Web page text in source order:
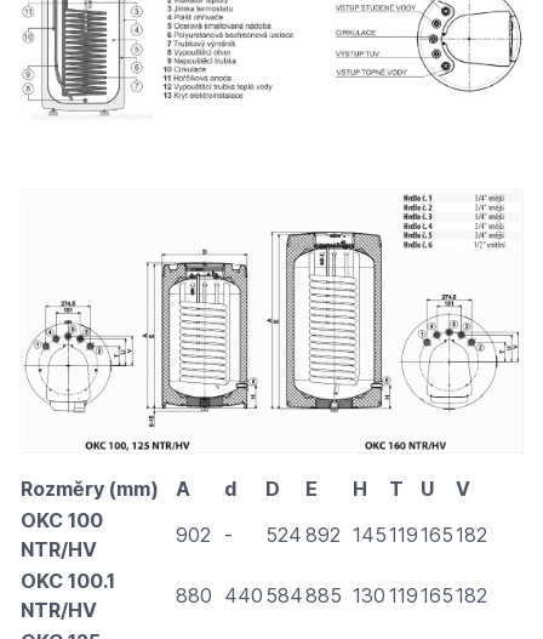
Rozměry (mm) A d D E H T U
V
OKC 100
NTR/HV
902 - 524 892 145119165182
OKC 100.1
NTR/HV
880 440 584885 130 119165182